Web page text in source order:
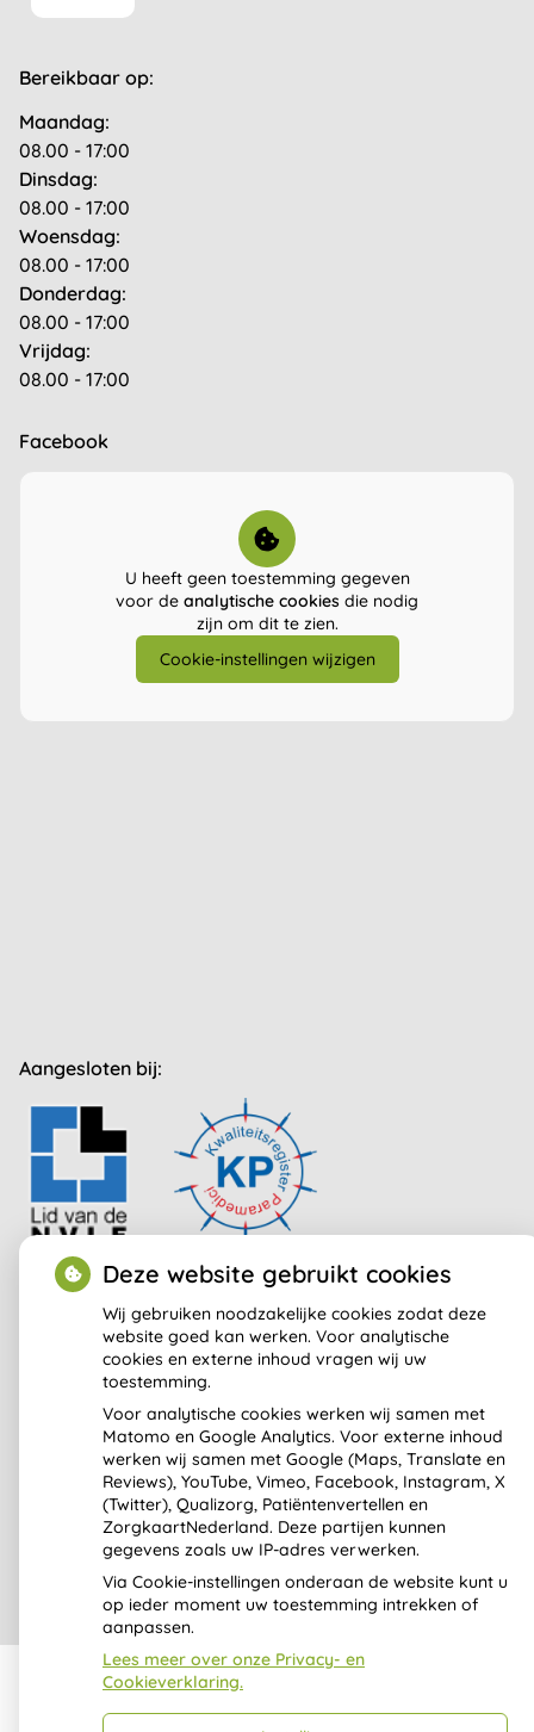
Bereikbaar op:
Maandag:
08.00 - 17:00
Dinsdag:
08.00 - 17:00
Woensdag:
08.00 - 17:00
Donderdag:
08.00 - 17:00
Vrijdag:
08.00 - 17:00
Facebook
U heeft geen toestemming gegeven
voor de analytische cookies die nodig
zijn om dit te zien.
Cookie-instellingen wijzigen
Aangesloten bij:
Uw Zorg Online|Beheer
Studio Janine Terlouw
facebook
Privacy verklaring |Cookie-instellingen|Voorwaarden
Deze website gebruikt cookies
Wij gebruiken noodzakelijke cookies zodat deze
website goed kan werken. Voor analytische
cookies en externe inhoud vragen wij uw
toestemming.
Voor analytische cookies werken wij samen met
Matomo en Google Analytics. Voor externe inhoud
werken wij samen met Google (Maps, Translate en
Reviews), YouTube, Vimeo, Facebook, Instagram, X
(Twitter), Qualizorg, Patiëntenvertellen en
ZorgkaartNederland. Deze partijen kunnen
gegevens zoals uw IP-adres verwerken.
Via Cookie-instellingen onderaan de website kunt u
op ieder moment uw toestemming intrekken of
aanpassen.
Lees meer over onze Privacy- en
Cookieverklaring.